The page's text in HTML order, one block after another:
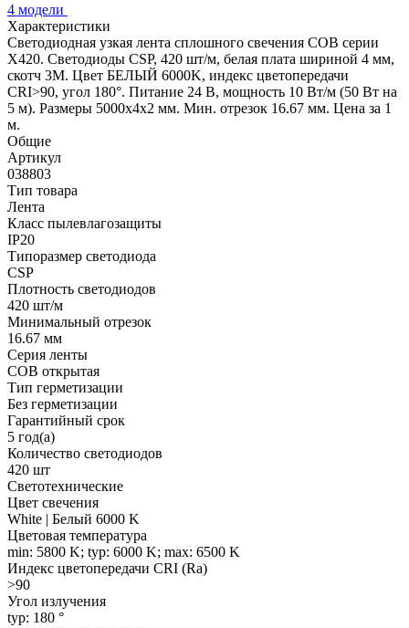
4 модели
Характеристики
Светодиодная узкая лента сплошного свечения COB серии
X420. Светодиоды CSP, 420 шт/м, белая плата шириной 4 мм,
скотч 3M. Цвет БЕЛЫЙ 6000K, индекс цветопередачи
CRI>90, угол 180°. Питание 24 В, мощность 10 Вт/м (50 Вт на
5 м). Размеры 5000х4х2 мм. Мин. отрезок 16.67 мм. Цена за 1
м.
Общие
Артикул
038803
Тип товара
Лента
Класс пылевлагозащиты
IP20
Типоразмер светодиода
CSP
Плотность светодиодов
420 шт/м
Минимальный отрезок
16.67 мм
Серия ленты
COB открытая
Тип герметизации
Без герметизации
Гарантийный срок
5 год(а)
Количество светодиодов
420 шт
Светотехнические
Цвет свечения
White | Белый 6000 K
Цветовая температура
min: 5800 K; typ: 6000 K; max: 6500 K
Индекс цветопередачи CRI (Ra)
>90
Угол излучения
typ: 180 °